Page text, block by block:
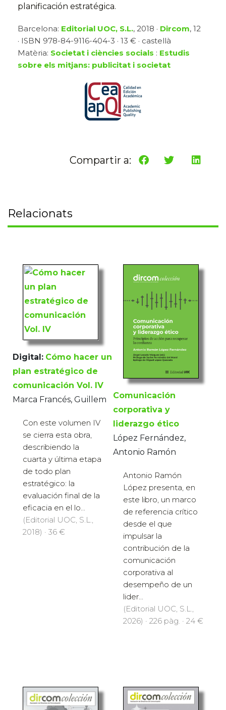
planificación estratégica.
Barcelona: Editorial UOC, S.L., 2018 · Dircom, 12
· ISBN 978-84-9116-404-3 · 13 € · castellà
Matèria: Societat i ciències socials : Estudis
sobre els mitjans: publicitat i societat
Compartir a:
Relacionats
Digital: Cómo hacer un
plan estratégico de
comunicación Vol. IV
Marca Francés, Guillem
Con este volumen IV
se cierra esta obra,
describiendo la
cuarta y última etapa
de todo plan
estratégico: la
evaluación final de la
eficacia en el lo...
(Editorial UOC, S.L.,
2018) · 36 €
Comunicación
corporativa y
liderazgo ético
López Fernández,
Antonio Ramón
Antonio Ramón
López presenta, en
este libro, un marco
de referencia crítico
desde el que
impulsar la
contribución de la
comunicación
corporativa al
desempeño de un
lider...
(Editorial UOC, S.L.,
2026) · 226 pàg. · 24 €